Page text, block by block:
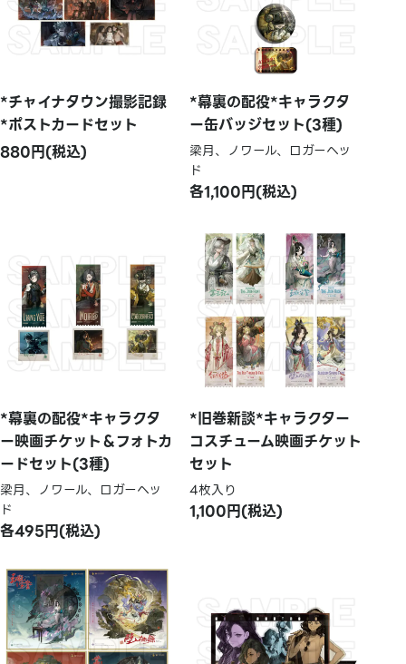
*チャイナタウン撮影記録
*ポストカードセット
880円(税込)
*幕裏の配役*キャラクタ
ー缶バッジセット(3種)
梁月、ノワール、ロガーヘッ
ド
各1,100円(税込)
*幕裏の配役*キャラクタ
ー映画チケット＆フォトカ
ードセット(3種)
梁月、ノワール、ロガーヘッ
ド
各495円(税込)
*旧巻新談*キャラクター
コスチューム映画チケット
セット
4枚入り
1,100円(税込)